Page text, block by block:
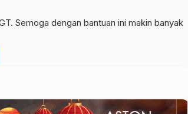
Semoga dengan bantuan ini makin banyak